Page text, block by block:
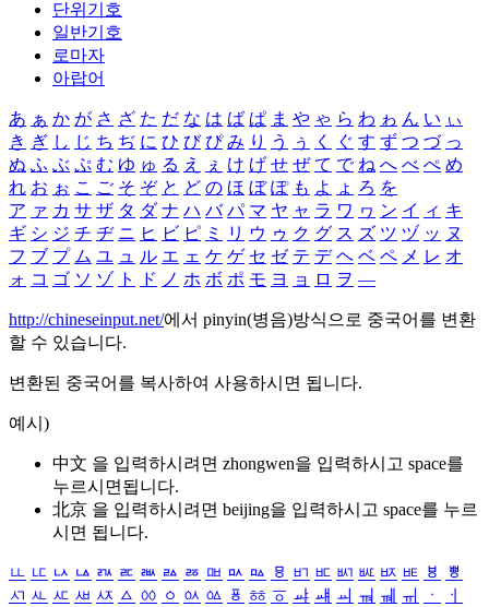
단위기호
일반기호
로마자
아랍어
あ ぁ か が さ ざ た だ な は ば ぱ ま や ゃ ら わ ゎ ん い ぃ
き ぎ し じ ち ぢ に ひ び ぴ み り う ぅ く ぐ す ず つ づ っ
ぬ ふ ぶ ぷ む ゆ ゅ る え ぇ け げ せ ぜ て で ね へ べ ぺ め
れ お ぉ こ ご そ ぞ と ど の ほ ぼ ぽ も よ ょ ろ を
ア ァ カ サ ザ タ ダ ナ ハ バ パ マ ヤ ャ ラ ワ ヮ ン イ ィ キ
ギ シ ジ チ ヂ ニ ヒ ビ ピ ミ リ ウ ゥ ク グ ス ズ ツ ヅ ッ ヌ
フ ブ プ ム ユ ュ ル エ ェ ケ ゲ セ ゼ テ デ ヘ ベ ペ メ レ オ
ォ コ ゴ ソ ゾ ト ド ノ ホ ボ ポ モ ヨ ョ ロ ヲ ―
http://chineseinput.net/에서 pinyin(병음)방식으로 중국어를 변환
할 수 있습니다.
변환된 중국어를 복사하여 사용하시면 됩니다.
예시)
中文 을 입력하시려면 zhongwen을 입력하시고 space를
누르시면됩니다.
北京 을 입력하시려면 beijing을 입력하시고 space를 누르
시면 됩니다.
ㅥ ㅦ ㅧ ㅨ ㅩ ㅪ ㅫ ㅬ ㅭ ㅮ ㅯ ㅰ ㅱ ㅲ ㅳ ㅴ ㅵ ㅶ ㅷ ㅸ
ㅹ
ㅺ ㅻ ㅼ ㅽ ㅾ ㅿ ㆀ ㆁ ㆂ ㆃ ㆄ ㆅ ㆆ ㆇ ㆈ ㆉ ㆊ ㆋ ㆌ ㆍ
ㆎ